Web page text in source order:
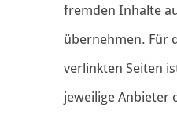
fremden Inhalte
übernehmen. Für
verlinkten Seiten
jeweilige Anbieter